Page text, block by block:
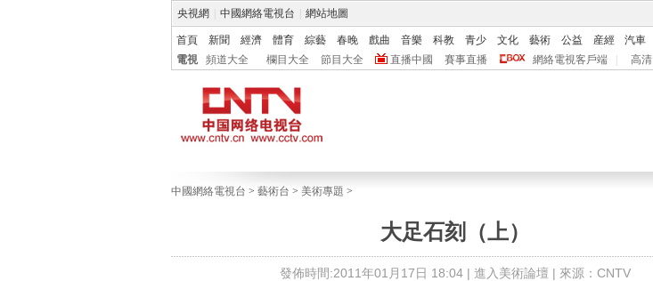
央視網 中國網絡電視台 網站地圖
首頁 新聞 經濟 體育 綜藝 春晚 戲曲 音樂 科教 青少 文化 藝術 公益 産經 汽車
電視
頻道大全 欄目大全 節目大全 直播中國 賽事直播 網絡電視客戶端 高清
中國網絡電視台 > 藝術台 > 美術專題 >
大足石刻（上）
發佈時間:2011年01月17日 18:04 | 進入美術論壇 | 來源：CNTV